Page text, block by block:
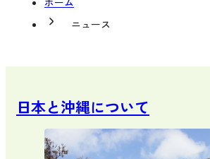
ニュース
日本と沖縄について